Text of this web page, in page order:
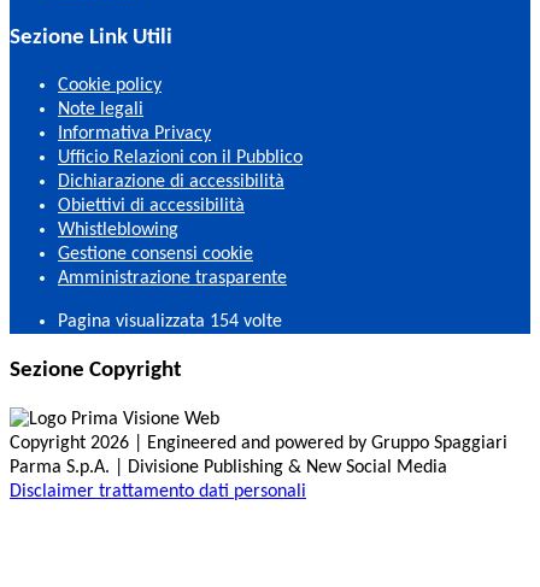
Sezione Link Utili
Cookie policy
Note legali
Informativa Privacy
Ufficio Relazioni con il Pubblico
Dichiarazione di accessibilità
Obiettivi di accessibilità
Whistleblowing
Gestione consensi cookie
Amministrazione trasparente
Pagina visualizzata 154 volte
Sezione Copyright
Copyright 2026 | Engineered and powered by Gruppo Spaggiari
Parma S.p.A. | Divisione Publishing & New Social Media
Disclaimer trattamento dati personali